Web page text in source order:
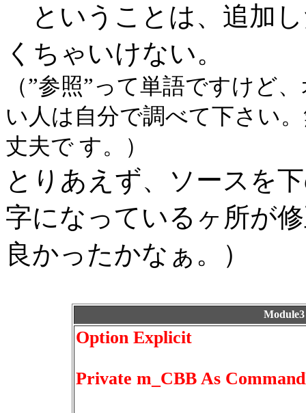
ということは、追加
くちゃいけない。
（”参照”って単語ですけど
い人は自分で調べて下さい
丈夫で す。）
とりあえず、ソースを
字になっているヶ所が
良かったかなぁ。）
Option Explicit
Private m_CBB As